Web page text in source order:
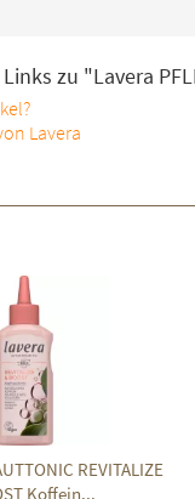
zu "Lavera
Lavera
REVITALIZE
Koffein...